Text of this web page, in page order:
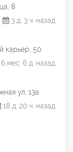
8
3 д. 3 ч. назад
карьер, 50
6 мес. 6 д. назад
ул, 13а
18 д. 20 ч. назад